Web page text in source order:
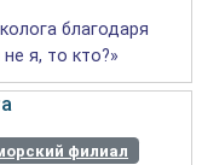
благодаря
я, то кто?»
филиал